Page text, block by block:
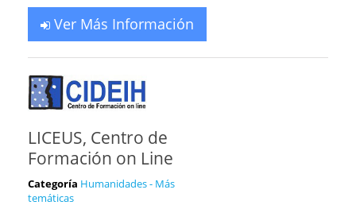
Ver Más Información
LICEUS, Centro de
Formación on Line
Categoría Humanidades - Más
temáticas